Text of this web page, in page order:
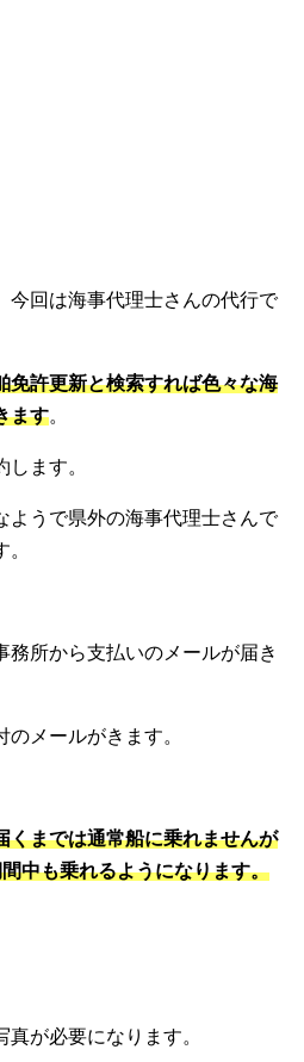
今回は海事代理士さんの代行で
免許更新と検索すれば色々な海
ます。
ます。
ようで県外の海事代理士さんで
務所から支払いのメールが届き
メールがきます。
くまでは通常船に乗れませんが
中も乗れるようになります。
が必要になります。